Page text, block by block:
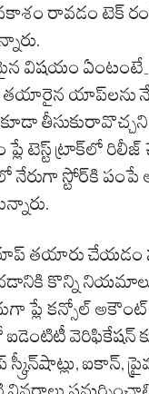
రావడం టెక్
విషయం
యాప్‌లను
కూడా
ప్లే టెస్ట్ ట్రాక్‌లో
నేరుగా స్టోర్‌కి
తయారు చేయడం
కొన్ని
ప్లే కన్సోల్
ఐడెంటిటీ వెరిఫికేషన్
ఐకాన్,